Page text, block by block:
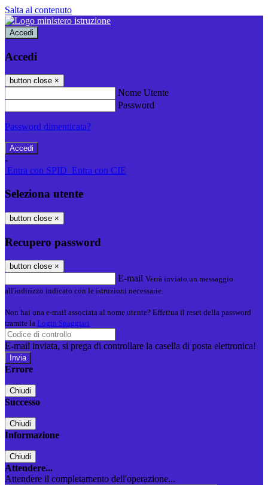
Salta al contenuto
Accedi
Accedi
button close ×
Nome Utente
Password
Password dimenticata?
-
Entra con SPID Entra con CIE
Seleziona utente
button close ×
Recupero password
button close ×
E-mail Verrà inviato un messaggio
all'indirizzo indicato con le istruzioni necessarie.
Non hai una e-mail associata al nome utente? Effettua il reset della password
tramite la Login Spaggiari
E-mail inviata, si prega di controllare la casella di posta elettronica!
Errore
Chiudi
Successo
Chiudi
Informazione
Chiudi
Attendere...
Attendere il completamento dell'operazione...